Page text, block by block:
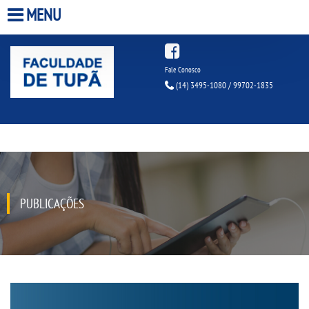
QUEM SOMOS
INFRAESTRUTURA
BIBLIOTECA
CPA
MENU
Fale Conosco
(14) 3495-1080 / 99702-1835
PUBLICAÇÕES